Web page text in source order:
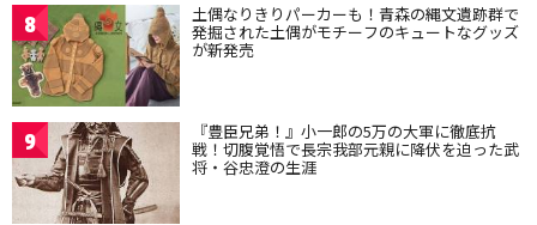
8 土偶なりきりパーカーも！青森の縄文遺跡群で
発掘された土偶がモチーフのキュートなグッズ
が新発売
9 『豊臣兄弟！』小一郎の5万の大軍に徹底抗
戦！切腹覚悟で長宗我部元親に降伏を迫った武
将・谷忠澄の生涯